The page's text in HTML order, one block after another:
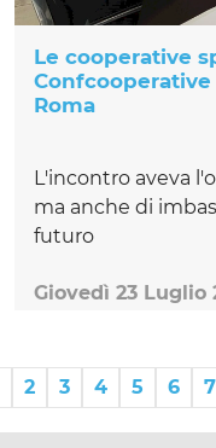
Le cooperative
Roma
L'incontro aveva
ma anche di
futuro
Giovedì 23 Luglio
2 3 4 5 6 7